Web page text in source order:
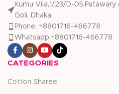
Kumu Vila,1/23/D-05,Patawary
Goli, Dhaka.
Phone: +8801716-466778
Whatsapp:+8801716-466778
CATEGORIES
Cotton Sharee